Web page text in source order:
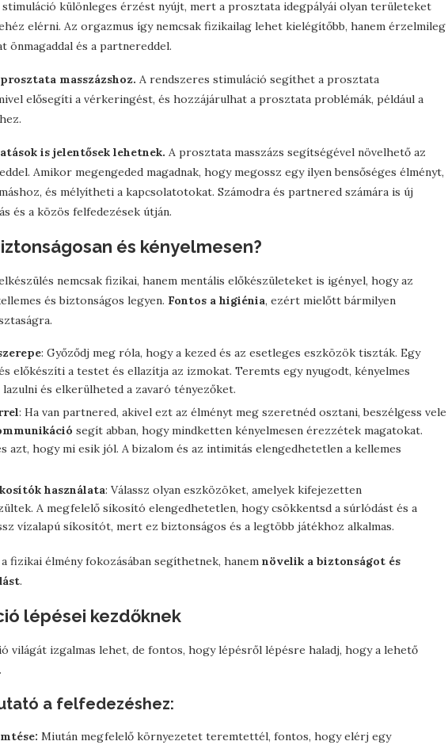
stimuláció különleges érzést nyújt, mert a prosztata idegpályái olyan területeket
elérni. Az orgazmus így nemcsak fizikailag lehet kielégítőbb, hanem érzelmileg
önmagaddal és a partnereddel.
masszázshoz. A rendszeres stimuláció segíthet a prosztata
elősegíti a vérkeringést, és hozzájárulhat a prosztata problémák, például a
is jelentősek lehetnek. A prosztata masszázs segítségével növelhető az
Amikor megengeded magadnak, hogy megossz egy ilyen bensőséges élményt,
és mélyítheti a kapcsolatotokat. Számodra és partnered számára is új
és a közös felfedezések útján.
és kényelmesen?
nemcsak fizikai, hanem mentális előkészületeket is igényel, hogy az
és biztonságos legyen. Fontos a higiénia, ezért mielőtt bármilyen
: Győződj meg róla, hogy a kezed és az esetleges eszközök tiszták. Egy
előkészíti a testet és ellazítja az izmokat. Teremts egy nyugodt, kényelmes
és elkerülheted a zavaró tényezőket.
: Ha van partnered, akivel ezt az élményt meg szeretnéd osztani, beszélgess vele
segít abban, hogy mindketten kényelmesen érezzétek magatokat.
azt, hogy mi esik jól. A bizalom és az intimitás elengedhetetlen a kellemes
használata: Válassz olyan eszközöket, amelyek kifejezetten
A megfelelő síkosító elengedhetetlen, hogy csökkentsd a súrlódást és a
vízalapú síkosítót, mert ez biztonságos és a legtöbb játékhoz alkalmas.
fizikai élmény fokozásában segíthetnek, hanem növelik a biztonságot és
.
lépései kezdőknek
világát izgalmas lehet, de fontos, hogy lépésről lépésre haladj, hogy a lehető
a felfedezéshez:
Miután megfelelő környezetet teremtettél, fontos, hogy elérj egy